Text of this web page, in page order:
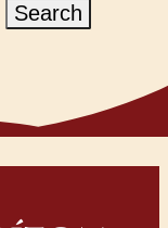
Search